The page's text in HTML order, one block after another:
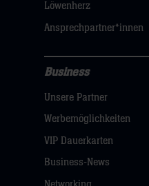
hier
Löwenherz
Ansprechpartner*innen
Navigation
öffnen,
dann
klicken
Business
Unsere Partner
Werbemöglichkeiten
VIP Dauerkarten
Business-News